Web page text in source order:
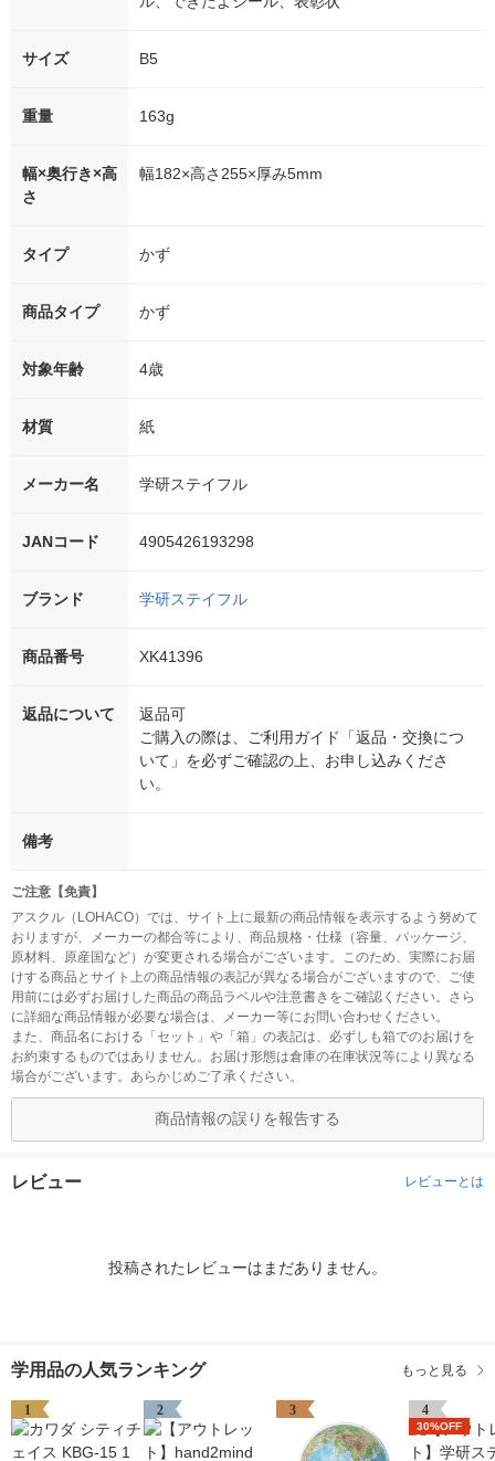
サイズ B5
重量 163g
幅×奥行き×高
さ
幅182×高さ255×厚み5mm
タイプ かず
商品タイプ かず
対象年齢 4歳
材質 紙
メーカー名 学研ステイフル
JANコード 4905426193298
ブランド 学研ステイフル
商品番号 XK41396
返品について
返品可
ご購入の際は、ご利用ガイド「返品・交換につ
いて」を必ずご確認の上、お申し込みくださ
い。
備考
ご注意【免責】
アスクル（LOHACO）では、サイト上に最新の商品情報を表示するよう努めて
おりますが、メーカーの都合等により、商品規格・仕様（容量、パッケージ、
原材料、原産国など）が変更される場合がございます。このため、実際にお届
けする商品とサイト上の商品情報の表記が異なる場合がございますので、ご使
用前には必ずお届けした商品の商品ラベルや注意書きをご確認ください。さら
に詳細な商品情報が必要な場合は、メーカー等にお問い合わせください。
また、商品名における「セット」や「箱」の表記は、必ずしも箱でのお届けを
お約束するものではありません。お届け形態は倉庫の在庫状況等により異なる
場合がございます。あらかじめご了承ください。
商品情報の誤りを報告する
レビュー レビューとは
投稿されたレビューはまだありません。
学用品の人気ランキング もっと見る
1 2 3 4
30%OFF